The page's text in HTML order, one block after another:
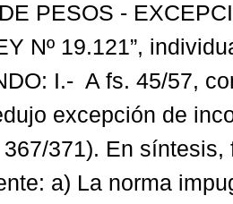
PESOS -
Nº 19.121”,
I.- A fs. 45/57,
excepción de
367/371). En
a) La norma